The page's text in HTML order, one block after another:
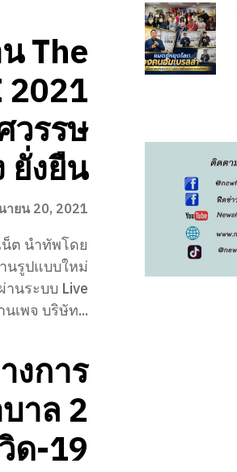
The
2021
วรรษ
ยั่งยืน
ายน 20, 2021
ต นำทัพโดย
นรูปแบบใหม่
นระบบ Live
เพจ บริษัท...
งการ
าล 2
ด-19